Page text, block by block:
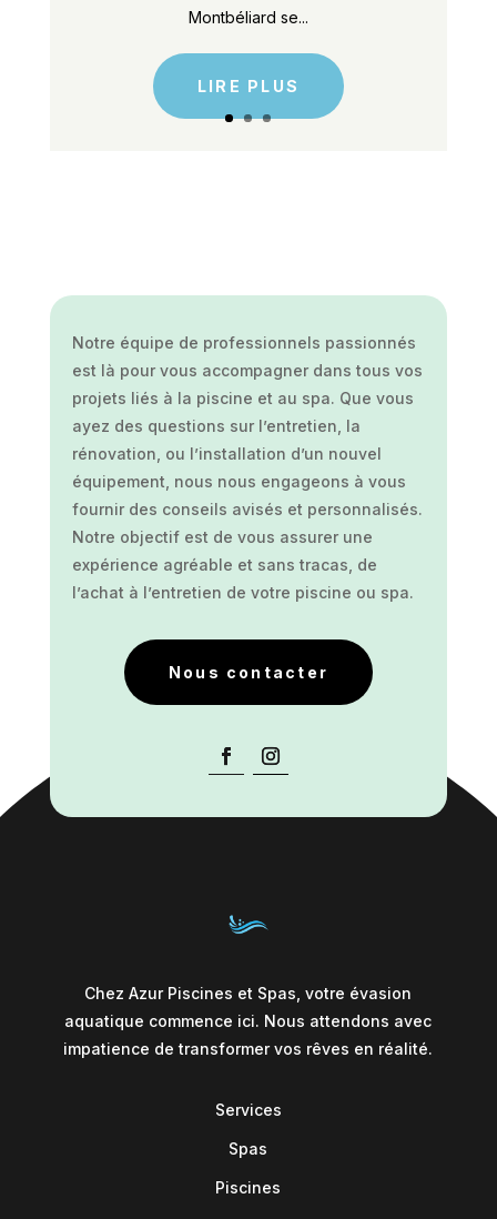
Montbéliard se...
LIRE PLUS
Notre équipe de professionnels passionnés
est là pour vous accompagner dans tous vos
projets liés à la piscine et au spa. Que vous
ayez des questions sur l’entretien, la
rénovation, ou l’installation d’un nouvel
équipement, nous nous engageons à vous
fournir des conseils avisés et personnalisés.
Notre objectif est de vous assurer une
expérience agréable et sans tracas, de
l’achat à l’entretien de votre piscine ou spa.
Nous contacter
Chez Azur Piscines et Spas, votre évasion
aquatique commence ici. Nous attendons avec
impatience de transformer vos rêves en réalité.
Services
Spas
Piscines